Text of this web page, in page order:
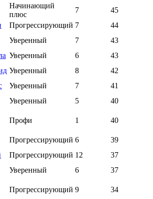
Начинающий
плюс
7
45
Прогрессирующий 7
44
Уверенный 7
43
Уверенный 6
43
Уверенный 8
42
Уверенный 7
41
Уверенный 5 40
Профи 1 40
Прогрессирующий 6
39
Прогрессирующий 12
37
Уверенный 6 37
Прогрессирующий 9 34